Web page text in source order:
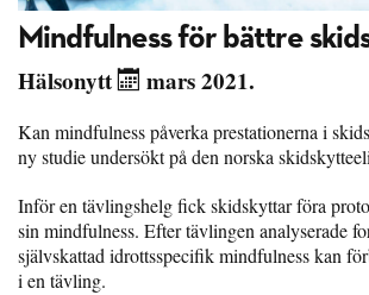
Mindfulness för bättre
Hälsonytt
mars 2021.
Kan mindfulness påverka prestationerna i
ny studie undersökt på den norska
Inför en tävlingshelg fick skidskyttar föra
sin mindfulness. Efter tävlingen analyserade
självskattad idrottsspecifik mindfulness kan
i en tävling.